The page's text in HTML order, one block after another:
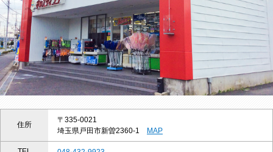
住所
〒335-0021
埼玉県戸田市新曽2360-1
MAP